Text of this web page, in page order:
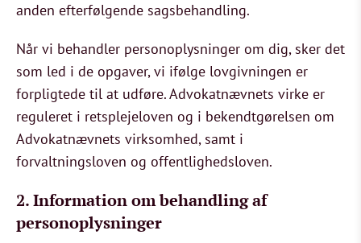
anden efterfølgende sagsbehandling.
Når vi behandler personoplysninger om dig, sker det
som led i de opgaver, vi ifølge lovgivningen er
forpligtede til at udføre. Advokatnævnets virke er
reguleret i retsplejeloven og i bekendtgørelsen om
Advokatnævnets virksomhed, samt i
forvaltningsloven og offentlighedsloven.
2. Information om behandling af
personoplysninger